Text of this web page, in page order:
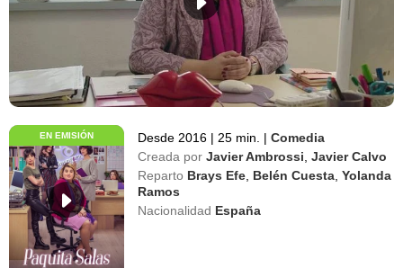
EN EMISIÓN Desde 2016 | 25 min. | Comedia
Creada por Javier Ambrossi ,Javier Calvo
Reparto Brays Efe Belén Cuesta ,Yolanda
Ramos
Nacionalidad España